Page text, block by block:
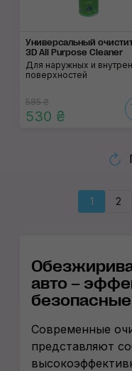
Универсальный
3D All Purpose Cleaner
Для наружных и
поверхностей
585 ₴
530 ₴
1 2
авто –
безопасные
Современные
представляют